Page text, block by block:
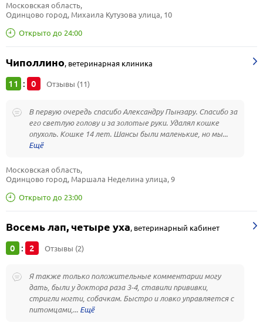
Открыто до 24:00
Московская область,
Одинцово город, Михаила Кутузова улица, 10
Чиполлино, ветеринарная клиника
11 : 0 Отзывы (11)
В первую очередь спасибо Александру Пынзару. Спасибо за
его светлую голову и за золотые руки. Удалял кошке
опухоль. Кошке 14 лет. Шансы были маленькие, но мы...
Открыто до 23:00
Московская область,
Одинцово город, Маршала Неделина улица, 9
Восемь лап, четыре уха, ветеринарный кабинет
0 : 2 Отзывы (2)
Я также только положительные комментарии могу
дать, были у доктора раза 3-4, ставили прививки,
стригли ногти, собачкам. Быстро и ловко управляется с
питомцами,...